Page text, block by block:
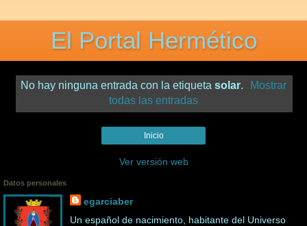
El Portal Hermético
No hay ninguna entrada con la etiqueta solar.
Mostrar
todas las entradas
Inicio
Ver versión web
Datos personales
egarciaber
Un español de nacimiento, habitante del Universo